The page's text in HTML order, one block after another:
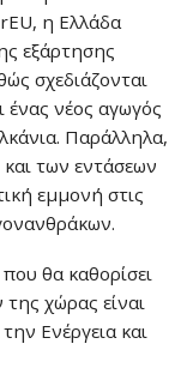
η Ελλάδα
εξάρτησης
σχεδιάζονται
ένας νέος αγωγός
Παράλληλα,
των εντάσεων
εμμονή στις
θα καθορίσει
χώρας είναι
Ενέργεια και